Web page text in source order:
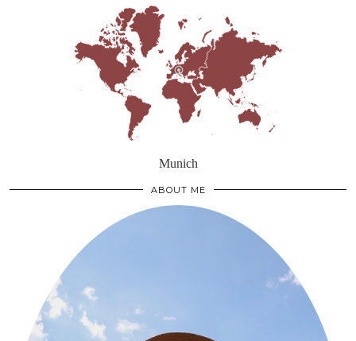
Munich
ABOUT ME